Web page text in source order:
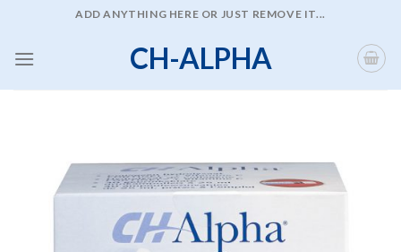
content
ADD ANYTHING HERE OR JUST REMOVE IT...
CH-ALPHA